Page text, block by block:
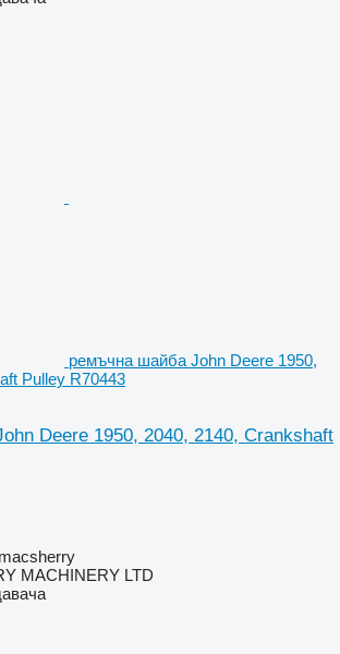
ремъчна шайба John Deere 1950,
Pulley R70443
Deere 1950, 2040, 2140, Crankshaft
MACHINERY LTD